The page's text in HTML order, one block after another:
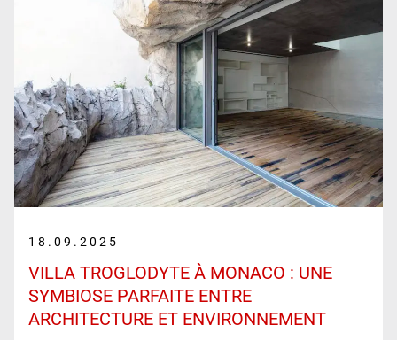
18.09.2025
VILLA TROGLODYTE À MONACO : UNE
SYMBIOSE PARFAITE ENTRE
ARCHITECTURE ET ENVIRONNEMENT